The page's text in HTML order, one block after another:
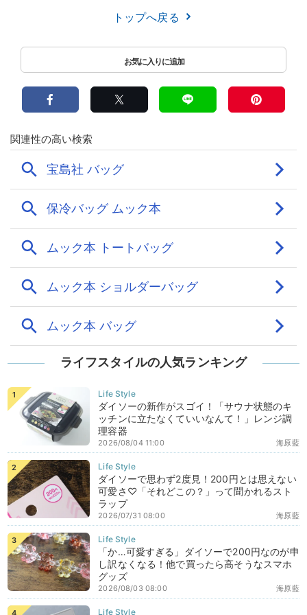
トップへ戻る
ライフスタイルの人気ランキング
ダイソーの新作がスゴイ！「サウナ状態のキ
ッチンに立たなくていいなんて！」レンジ調
理容器
海原藍
2026/08/04 11:00
ダイソーで思わず2度見！200円とは思えない
可愛さ♡「それどこの？」って聞かれるスト
ラップ
海原藍
2026/07/31 08:00
「か…可愛すぎる」ダイソーで200円なのが申
し訳なくなる！他で買ったら高そうなスマホ
グッズ
海原藍
2026/08/03 08:00